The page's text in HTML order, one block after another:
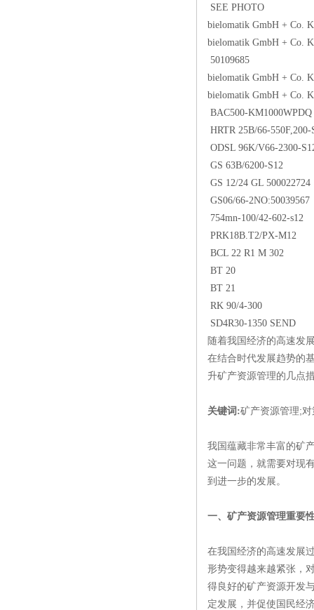
SEE PHOTO
bielomatik GmbH + Co.
bielomatik GmbH + Co.
50109685
bielomatik GmbH + Co.
bielomatik GmbH + Co.
BAC500-KM1000WPDQ
HRTR 25B/66-550F,200-
ODSL 96K/V66-2300-
GS 63B/6200-S12
GS 12/24 GL 500022724
GS06/66-2NO:50039567
754mn-100/42-602-s12
PRK18B.T2/PX-M12
BCL 22 R1 M 302
BT 20
BT 21
RK 90/4-300
SD4R30-1350 SEND
随着我国经济的高速发
在结合时代发展趋势的
升矿产资源管理的几点
关键词:矿产资源管理;
我国蕴藏非常丰富的矿
这一问题，就需要对现
到进一步的发展。
一、矿产资源管理重要
在我国经济的高速发展
形势变得越来越紧张，
得良好的矿产资源开发
定发展，并促使国民经